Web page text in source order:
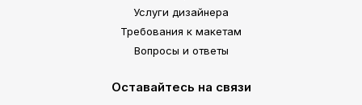
Услуги дизайнера
Требования к макетам
Вопросы и ответы
Оставайтесь на связи